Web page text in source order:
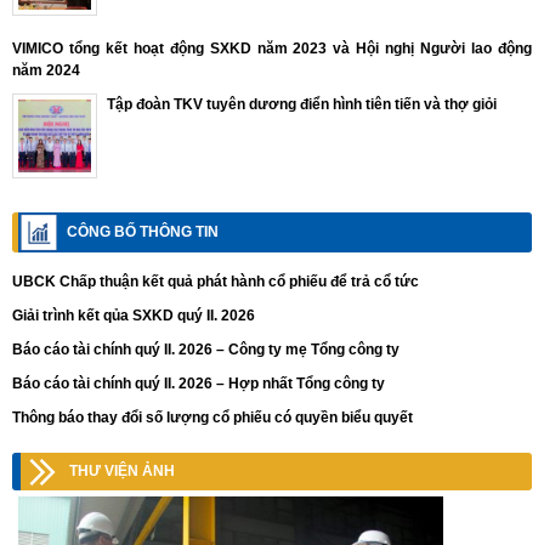
VIMICO tổng kết hoạt động SXKD năm 2023 và Hội nghị Người lao động
năm 2024
Tập đoàn TKV tuyên dương điển hình tiên tiến và thợ giỏi
CÔNG BỐ THÔNG TIN
UBCK Chấp thuận kết quả phát hành cổ phiếu để trả cổ tức
Giải trình kết qủa SXKD quý II. 2026
Báo cáo tài chính quý II. 2026 – Công ty mẹ Tổng công ty
Báo cáo tài chính quý II. 2026 – Hợp nhất Tổng công ty
Thông báo thay đổi số lượng cổ phiếu có quyền biểu quyết
THƯ VIỆN ẢNH